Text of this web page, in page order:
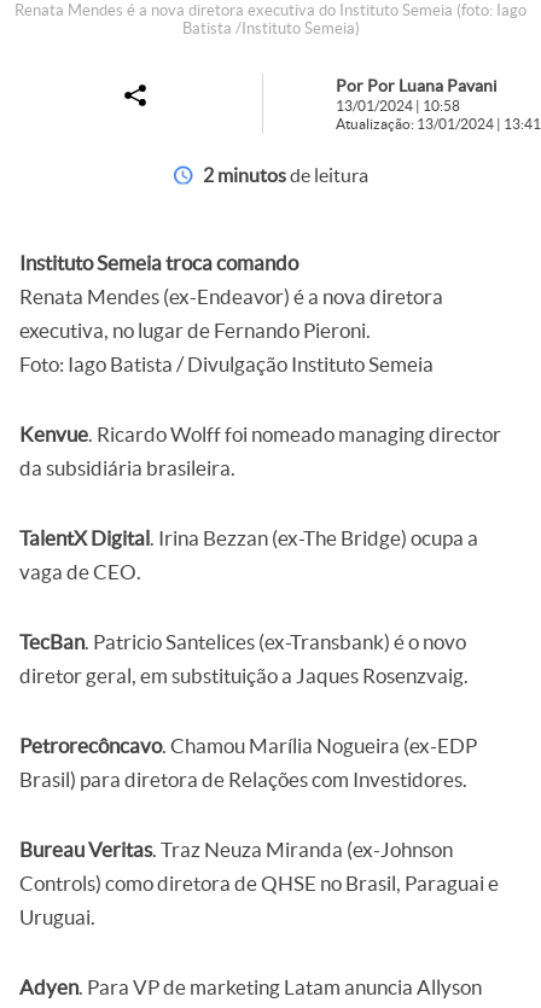
Renata Mendes é a nova diretora executiva do Instituto Semeia (foto: Iago
Batista /Instituto Semeia)
Por Por Luana Pavani
13/01/2024 | 10:58
Atualização: 13/01/2024 | 13:41
2 minutosde leitura
Instituto Semeia troca comando
Renata Mendes (ex-Endeavor) é a nova diretora
executiva, no lugar de Fernando Pieroni.
Foto: Iago Batista / Divulgação Instituto Semeia
Kenvue. Ricardo Wolff foi nomeado managing director
da subsidiária brasileira.
TalentX Digital. Irina Bezzan (ex-The Bridge) ocupa a
vaga de CEO.
TecBan. Patricio Santelices (ex-Transbank) é o novo
diretor geral, em substituição a Jaques Rosenzvaig.
Petrorecôncavo. Chamou Marília Nogueira (ex-EDP
Brasil) para diretora de Relações com Investidores.
Bureau Veritas. Traz Neuza Miranda (ex-Johnson
Controls) como diretora de QHSE no Brasil, Paraguai e
Uruguai.
Adyen. Para VP de marketing Latam anuncia Allyson